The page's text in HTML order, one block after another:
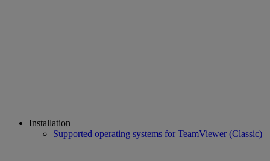
Installation
Supported operating systems for TeamViewer (Classic)